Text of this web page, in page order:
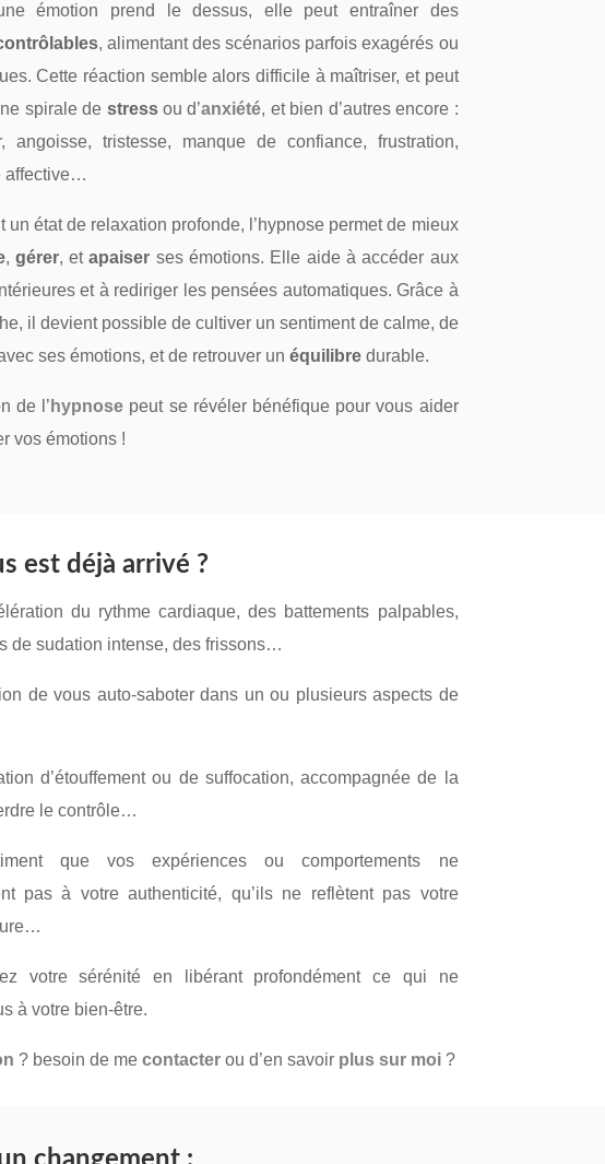
émotion prend le dessus, elle peut entraîner des
, alimentant des scénarios parfois exagérés ou
Cette réaction semble alors difficile à maîtriser, et peut
spirale de stressou d’anxiété, et bien d’autres encore :
angoisse, tristesse, manque de confiance, frustration,
affective…
un état de relaxation profonde, l’hypnose permet de mieux
, gérer, etapaiser ses émotions. Elle aide à accéder aux
et à rediriger les pensées automatiques. Grâce à
il devient possible de cultiver un sentiment de calme, de
ses émotions, et de retrouver un équilibredurable.
de l’ hypnose peut se révéler bénéfique pour vous aider
vos émotions !
est déjà arrivé ?
du rythme cardiaque, des battements palpables,
de sudation intense, des frissons…
de vous auto-saboter dans un ou plusieurs aspects de
d’étouffement ou de suffocation, accompagnée de la
le contrôle…
que vos expériences ou comportements ne
pas à votre authenticité, qu’ils ne reflètent pas votre
votre sérénité en libérant profondément ce qui ne
à votre bien-être.
? besoin de me contacterou d’en savoir plus sur moi?